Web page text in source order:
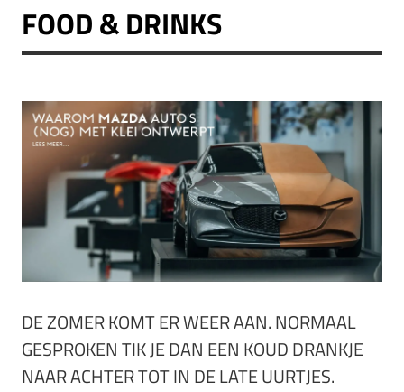
FOOD & DRINKS
DE ZOMER KOMT ER WEER AAN. NORMAAL
GESPROKEN TIK JE DAN EEN KOUD DRANKJE
NAAR ACHTER TOT IN DE LATE UURTJES.